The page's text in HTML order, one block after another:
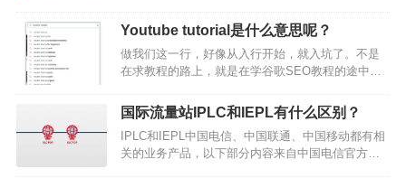
贸易。平台提供一站式的贸易解决方案，包括供求
信息发布、在线交易、支付、…
代表、参观商和观众，但不包括参展商Attendee
brochure:发送给参观商或观众，吸引他们赴展览会
参观的参观商手册Air freight:空运货物Air waybill/Air
bill:(货物)空运单，在航程上可以涵盖货物从发运地
到目的地间的…
Youtube tutorial是什么意思呢？
做我们这一行，好像从入行开始，就入坑了。不是
在求教程的路上，就是在学谷歌SEO教程的途中。
接私单、创IP、做品牌的美梦时，啪，软件版本来
了个大更新。得，又要重新学习。相信绝大多数CG
从业者，每天都会花不少的时间去看教程，或者去
实践从教程中学到的知识点。中文世界很简单，“教
程”两个字，再加上软件名，就可以让你完成信息检
国际流量站IPLC和IEPL有什么区别？
IPLC和IEPL中国电信、中国联通、中国移动都有相
关的业务产品，以下部分内容来自中国电信官方介